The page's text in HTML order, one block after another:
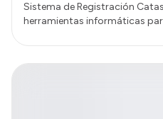
Sistema de Registración
herramientas informáticas